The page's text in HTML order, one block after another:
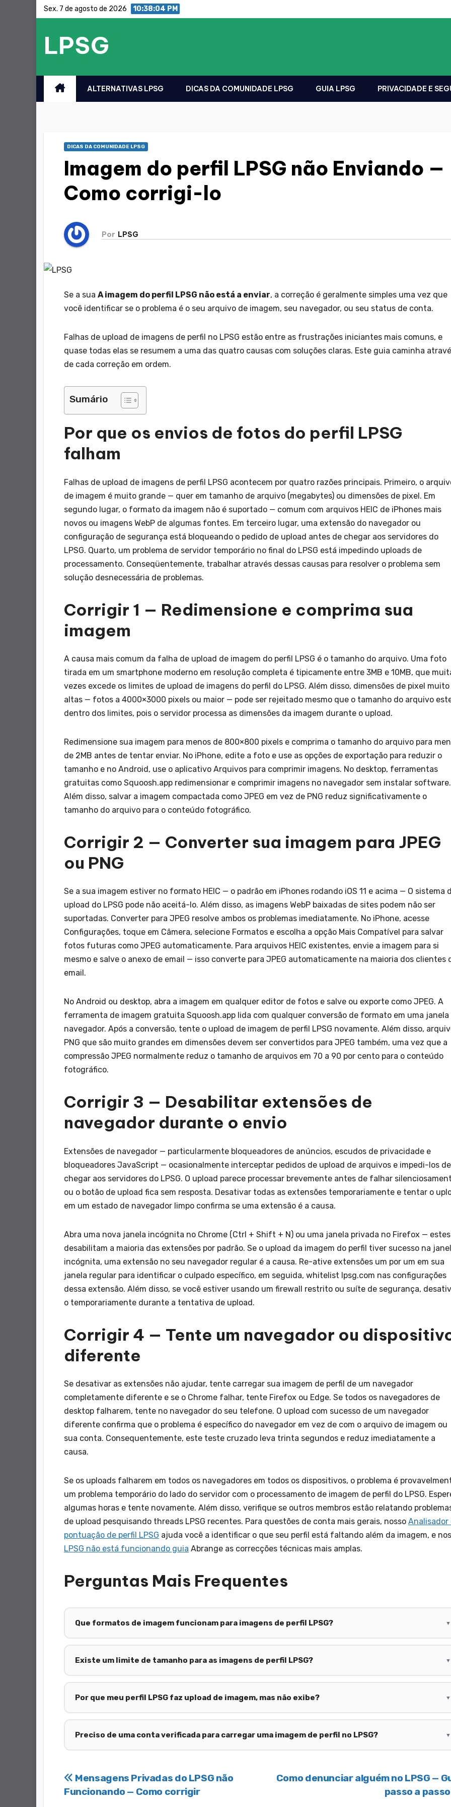
Sex. 7 de agosto de 2026 10:38:05 PM
LPSG
ALTERNATIVAS LPSG DICAS DA COMUNIDADE LPSG GUIA LPSG PRIVACIDADE E
DICAS DA COMUNIDADE LPSG
Imagem do perfil LPSG não Enviando —
Como corrigi-lo
Por LPSG
Se a sua A imagem do perfil LPSG não está a enviar, a correção é geralmente simples uma vez que
você identificar se o problema é o seu arquivo de imagem, seu navegador, ou seu status de conta.
Falhas de upload de imagens de perfil no LPSG estão entre as frustrações iniciantes mais comuns, e
quase todas elas se resumem a uma das quatro causas com soluções claras. Este guia caminha
de cada correção em ordem.
Sumário
Por que os envios de fotos do perfil LPSG
falham
Falhas de upload de imagens de perfil LPSG acontecem por quatro razões principais. Primeiro, o
de imagem é muito grande — quer em tamanho de arquivo (megabytes) ou dimensões de pixel. Em
segundo lugar, o formato da imagem não é suportado — comum com arquivos HEIC de iPhones mais
novos ou imagens WebP de algumas fontes. Em terceiro lugar, uma extensão do navegador ou
configuração de segurança está bloqueando o pedido de upload antes de chegar aos servidores do
LPSG. Quarto, um problema de servidor temporário no final do LPSG está impedindo uploads de
processamento. Conseqüentemente, trabalhar através dessas causas para resolver o problema sem
solução desnecessária de problemas.
Corrigir 1 — Redimensione e comprima sua
imagem
A causa mais comum da falha de upload de imagem do perfil LPSG é o tamanho do arquivo. Uma foto
tirada em um smartphone moderno em resolução completa é tipicamente entre 3MB e 10MB, que
vezes excede os limites de upload de imagens do perfil do LPSG. Além disso, dimensões de pixel muito
altas — fotos a 4000×3000 pixels ou maior — pode ser rejeitado mesmo que o tamanho do arquivo
dentro dos limites, pois o servidor processa as dimensões da imagem durante o upload.
Redimensione sua imagem para menos de 800×800 pixels e comprima o tamanho do arquivo para
de 2MB antes de tentar enviar. No iPhone, edite a foto e use as opções de exportação para reduzir o
tamanho e no Android, use o aplicativo Arquivos para comprimir imagens. No desktop, ferramentas
gratuitas como Squoosh.app redimensionar e comprimir imagens no navegador sem instalar software.
Além disso, salvar a imagem compactada como JPEG em vez de PNG reduz significativamente o
tamanho do arquivo para o conteúdo fotográfico.
Corrigir 2 — Converter sua imagem para JPEG
ou PNG
Se a sua imagem estiver no formato HEIC — o padrão em iPhones rodando iOS 11 e acima — O sistema
upload do LPSG pode não aceitá-lo. Além disso, as imagens WebP baixadas de sites podem não ser
suportadas. Converter para JPEG resolve ambos os problemas imediatamente. No iPhone, acesse
Configurações, toque em Câmera, selecione Formatos e escolha a opção Mais Compatível para salvar
fotos futuras como JPEG automaticamente. Para arquivos HEIC existentes, envie a imagem para si
mesmo e salve o anexo de email — isso converte para JPEG automaticamente na maioria dos clientes
email.
No Android ou desktop, abra a imagem em qualquer editor de fotos e salve ou exporte como JPEG. A
ferramenta de imagem gratuita Squoosh.app lida com qualquer conversão de formato em uma janela
navegador. Após a conversão, tente o upload de imagem de perfil LPSG novamente. Além disso,
PNG que são muito grandes em dimensões devem ser convertidos para JPEG também, uma vez que a
compressão JPEG normalmente reduz o tamanho de arquivos em 70 a 90 por cento para o conteúdo
fotográfico.
Corrigir 3 — Desabilitar extensões de
navegador durante o envio
Extensões de navegador — particularmente bloqueadores de anúncios, escudos de privacidade e
bloqueadores JavaScript — ocasionalmente interceptar pedidos de upload de arquivos e impedi-los de
chegar aos servidores do LPSG. O upload parece processar brevemente antes de falhar
ou o botão de upload fica sem resposta. Desativar todas as extensões temporariamente e tentar o
em um estado de navegador limpo confirma se uma extensão é a causa.
Abra uma nova janela incógnita no Chrome (Ctrl + Shift + N) ou uma janela privada no Firefox — estes
desabilitam a maioria das extensões por padrão. Se o upload da imagem do perfil tiver sucesso na
incógnita, uma extensão no seu navegador regular é a causa. Re-ative extensões um por um em sua
janela regular para identificar o culpado específico, em seguida, whitelist lpsg.com nas configurações
dessa extensão. Além disso, se você estiver usando um firewall restrito ou suíte de segurança,
o temporariamente durante a tentativa de upload.
Corrigir 4 — Tente um navegador ou
diferente
Se desativar as extensões não ajudar, tente carregar sua imagem de perfil de um navegador
completamente diferente e se o Chrome falhar, tente Firefox ou Edge. Se todos os navegadores de
desktop falharem, tente no navegador do seu telefone. O upload com sucesso de um navegador
diferente confirma que o problema é específico do navegador em vez de com o arquivo de imagem ou
sua conta. Consequentemente, este teste cruzado leva trinta segundos e reduz imediatamente a
causa.
Se os uploads falharem em todos os navegadores em todos os dispositivos, o problema é
um problema temporário do lado do servidor com o processamento de imagem de perfil do LPSG.
algumas horas e tente novamente. Além disso, verifique se outros membros estão relatando
de upload pesquisando threads LPSG recentes. Para questões de conta mais gerais, nosso Analisador
pontuação de perfil LPSG ajuda você a identificar o que seu perfil está faltando além da imagem, e
LPSG não está funcionando guia Abrange as correcções técnicas mais amplas.
Perguntas Mais Frequentes
Que formatos de imagem funcionam para imagens de perfil LPSG? ▼
Existe um limite de tamanho para as imagens de perfil LPSG? ▼
Por que meu perfil LPSG faz upload de imagem, mas não exibe? ▼
Preciso de uma conta verificada para carregar uma imagem de perfil no LPSG? ▼
Navegação
Como denunciar alguém no LPSG —
passo a passo
Mensagens Privadas do LPSG não
Funcionando — Como corrigir